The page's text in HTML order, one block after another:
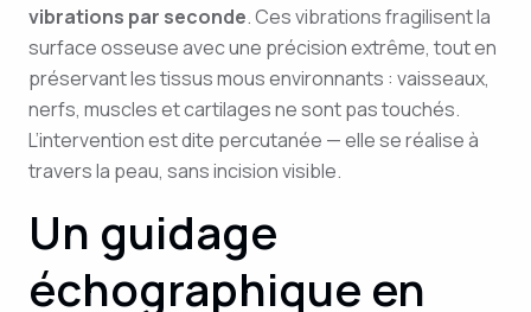
vibrations par seconde. Ces vibrations fragilisent la
surface osseuse avec une précision extrême, tout en
préservant les tissus mous environnants : vaisseaux,
nerfs, muscles et cartilages ne sont pas touchés.
L’intervention est dite percutanée — elle se réalise à
travers la peau, sans incision visible.
Un guidage
échographique en